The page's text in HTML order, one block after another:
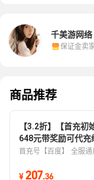
千美游网络
保证金卖
商品推荐
【3.2折】【首充初
648元带奖励可代充
首充号【百度】 全服通
¥ 207.36